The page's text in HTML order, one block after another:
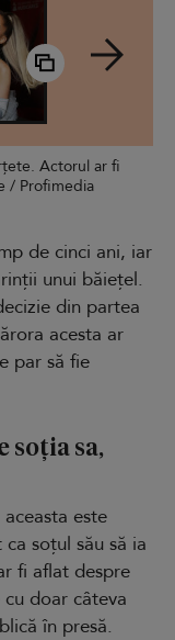
Actorul ar fi
/ Profimedia
de cinci ani, iar
unui băiețel.
din partea
acesta ar
par să fie
soția sa,
este
soțul său să ia
fi aflat despre
doar câteva
în presă.